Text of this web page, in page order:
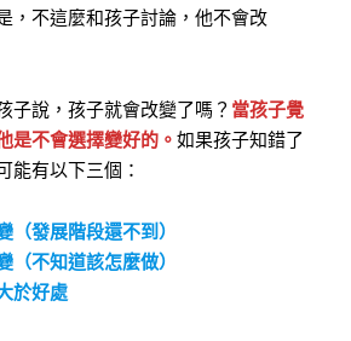
，不這麼和孩子討論，他不會改
子說，孩子就會改變了嗎？ 當孩子覺
是不會選擇變好的。 如果孩子知錯了
能有以下三個：
（發展階段還不到）
（不知道該怎麼做）
於好處